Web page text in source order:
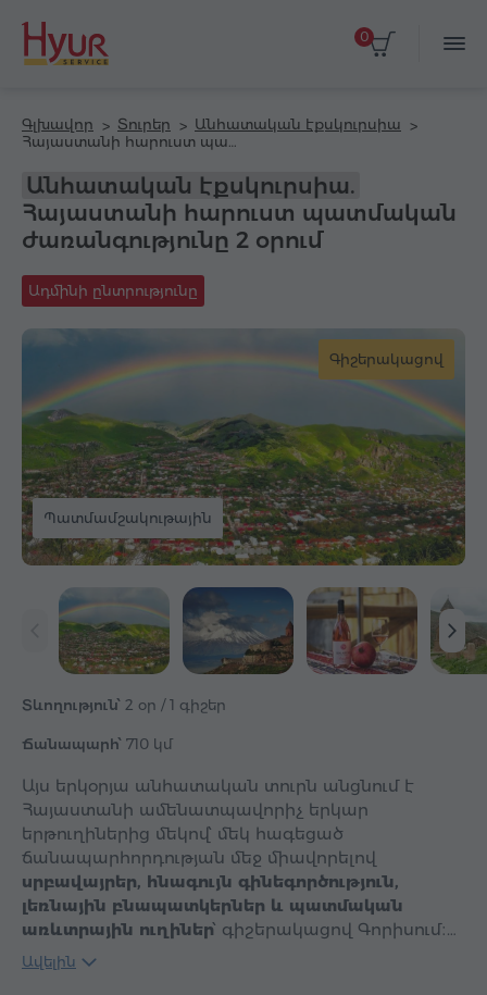
0
Գլխավոր Տուրեր
Անհատական էքսկուրսիա
Անհատական էքսկուրսիա.
Հայաստանի հարուստ պատմական
ժառանգությունը 2 օրում
Ադմինի ընտրությունը
Գիշերակացով
Պատմամշակութային
Տևողություն՝ 2 օր / 1 գիշեր
Ճանապարհ՝ 710 կմ
Այս երկօրյա անհատական տուրն անցնում է
Հայաստանի ամենատպավորիչ երկար
երթուղիներից մեկով՝ մեկ հագեցած
ճանապարհորդության մեջ միավորելով
սրբավայրեր, հնագույն գինեգործություն,
լեռնային բնապատկերներ և պատմական
առևտրային ուղիներ՝ գիշերակացով Գորիսում։…
Ավելին